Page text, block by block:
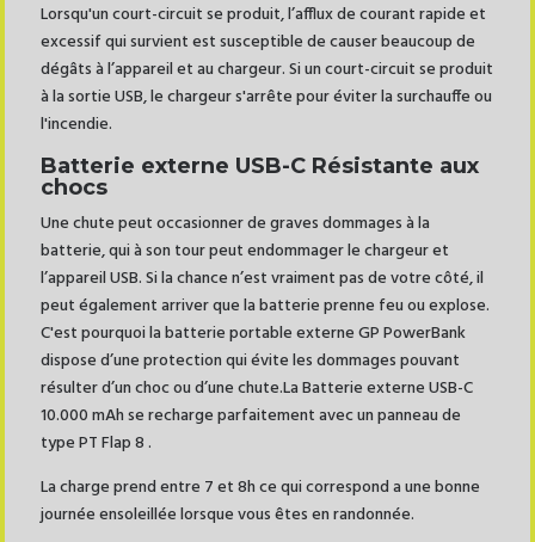
Lorsqu'un court-circuit se produit, l’afflux de courant rapide et
excessif qui survient est susceptible de causer beaucoup de
dégâts à l’appareil et au chargeur. Si un court-circuit se produit
à la sortie USB, le chargeur s'arrête pour éviter la surchauffe ou
l'incendie.
Batterie externe USB-C Résistante aux
chocs
Une chute peut occasionner de graves dommages à la
batterie, qui à son tour peut endommager le chargeur et
l’appareil USB. Si la chance n’est vraiment pas de votre côté, il
peut également arriver que la batterie prenne feu ou explose.
C'est pourquoi la batterie portable externe GP PowerBank
dispose d’une protection qui évite les dommages pouvant
résulter d’un choc ou d’une chute.La Batterie externe USB-C
10.000 mAh se recharge parfaitement avec un panneau de
type PT Flap 8 .
La charge prend entre 7 et 8h ce qui correspond a une bonne
journée ensoleillée lorsque vous êtes en randonnée.